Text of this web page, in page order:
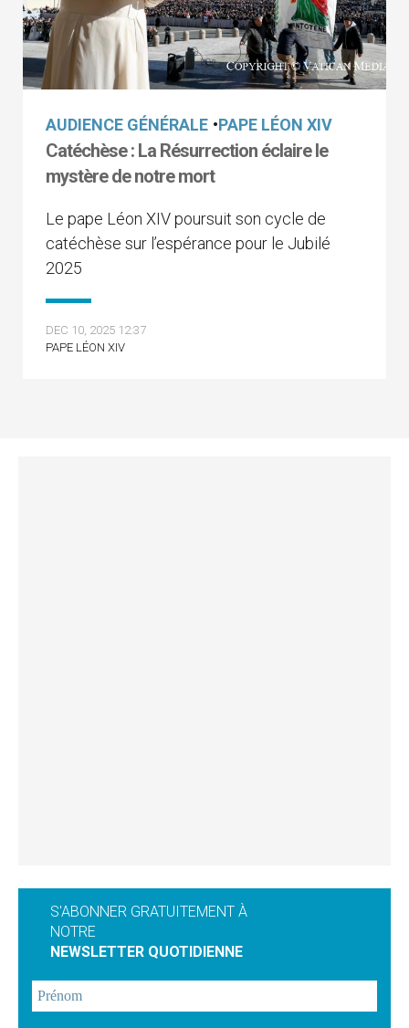
AUDIENCE GÉNÉRALE •PAPE LÉON XIV
Catéchèse : La Résurrection éclaire le
mystère de notre mort
Le pape Léon XIV poursuit son cycle de
catéchèse sur l’espérance pour le Jubilé
2025
DEC 10, 2025 12:37
PAPE LÉON XIV
S'ABONNER GRATUITEMENT À
NOTRE
NEWSLETTER QUOTIDIENNE